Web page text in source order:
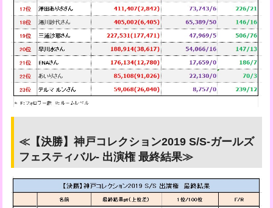
≪【決勝】神戸コレクション2019 S/S-ガールズ
フェスティバル- 出演権 最終結果≫